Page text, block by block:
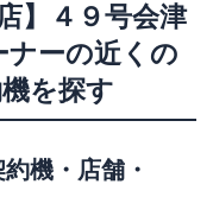
】４９号会津
ナーの近くの
を探す
機・店舗・